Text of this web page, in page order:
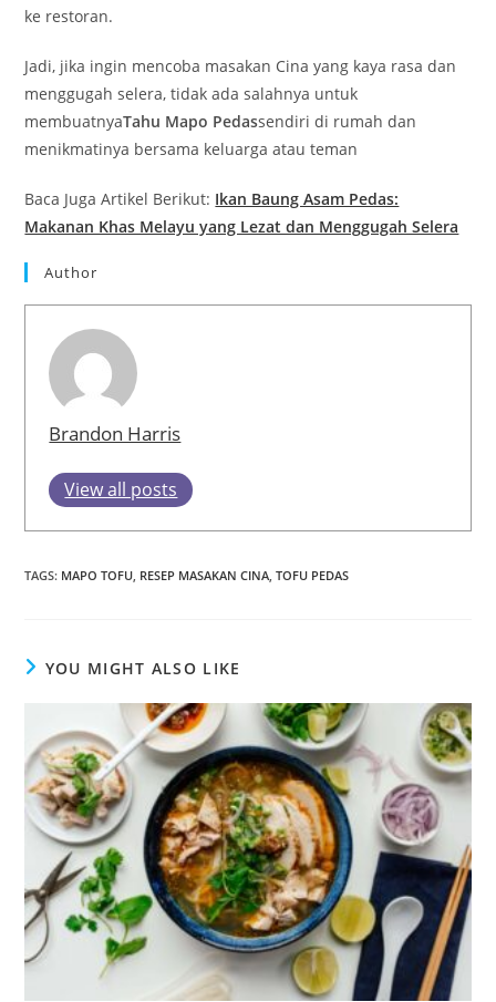
ke restoran.
Jadi, jika ingin mencoba masakan Cina yang kaya rasa dan
menggugah selera, tidak ada salahnya untuk
membuatnyaTahu Mapo Pedassendiri di rumah dan
menikmatinya bersama keluarga atau teman
Baca Juga Artikel Berikut: Ikan Baung Asam Pedas:
Makanan Khas Melayu yang Lezat dan Menggugah Selera
Author
Brandon Harris
View all posts
TAGS: MAPO TOFU RESEP MASAKAN CINA TOFU PEDAS
YOU MIGHT ALSO LIKE